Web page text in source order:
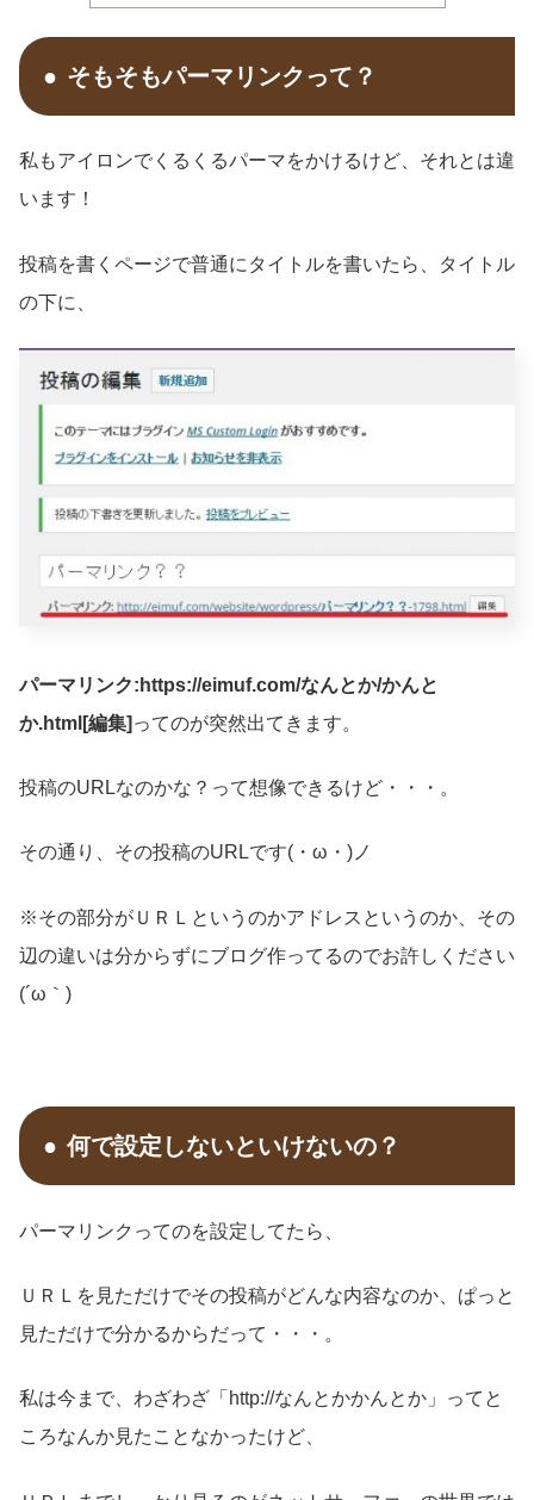
そもそもパーマリンクって？
私もアイロンでくるくるパーマをかけるけど、それとは違
います！
投稿を書くページで普通にタイトルを書いたら、タイトル
の下に、
パーマリンク:https://eimuf.com/なんとか/かんと
か.html[編集] ってのが突然出てきます。
投稿のURLなのかな？って想像できるけど・・・。
その通り、その投稿のURLです(・ω・)ノ
※その部分がＵＲＬというのかアドレスというのか、その
辺の違いは分からずにブログ作ってるのでお許しください
(´ω｀)
何で設定しないといけないの？
パーマリンクってのを設定してたら、
ＵＲＬを見ただけでその投稿がどんな内容なのか、ぱっと
見ただけで分かるからだって・・・。
私は今まで、わざわざ「http://なんとかかんとか」ってと
ころなんか見たことなかったけど、